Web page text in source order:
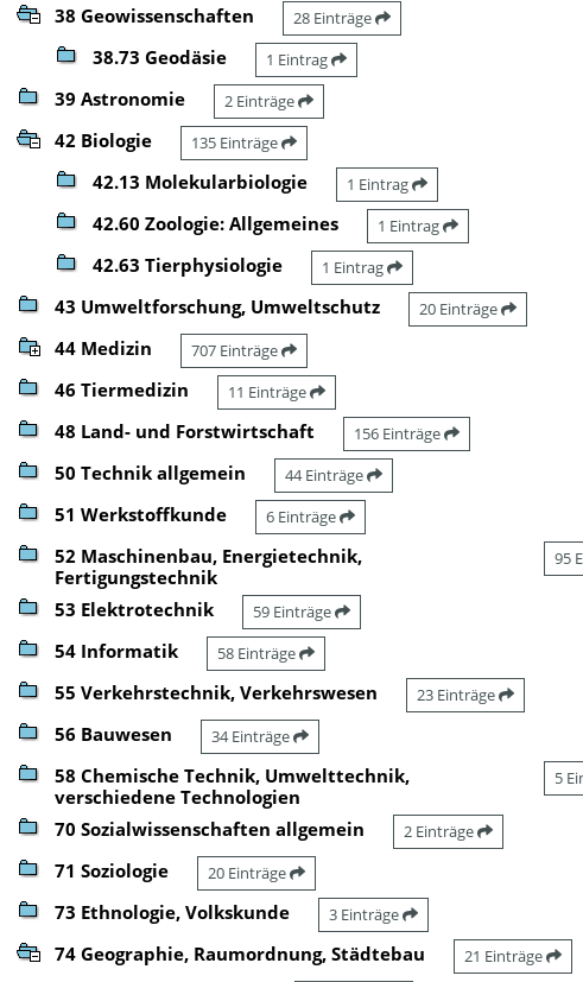
38 Geowissenschaften 28 Einträge
38.73 Geodäsie 1 Eintrag
39 Astronomie 2 Einträge
42 Biologie 135 Einträge
42.13 Molekularbiologie 1 Eintrag
42.60 Zoologie: Allgemeines 1 Eintrag
42.63 Tierphysiologie 1 Eintrag
43 Umweltforschung, Umweltschutz 20 Einträge
44 Medizin 707 Einträge
46 Tiermedizin 11 Einträge
48 Land- und Forstwirtschaft 156 Einträge
50 Technik allgemein 44 Einträge
51 Werkstoffkunde 6 Einträge
52 Maschinenbau, Energietechnik,
Fertigungstechnik
95
53 Elektrotechnik 59 Einträge
54 Informatik 58 Einträge
55 Verkehrstechnik, Verkehrswesen 23 Einträge
56 Bauwesen 34 Einträge
58 Chemische Technik, Umwelttechnik,
verschiedene Technologien
5
70 Sozialwissenschaften allgemein 2 Einträge
71 Soziologie 20 Einträge
73 Ethnologie, Volkskunde 3 Einträge
74 Geographie, Raumordnung, Städtebau 21 Einträge